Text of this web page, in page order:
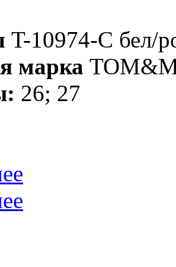
T-10974-C бел/
марка
26; 27